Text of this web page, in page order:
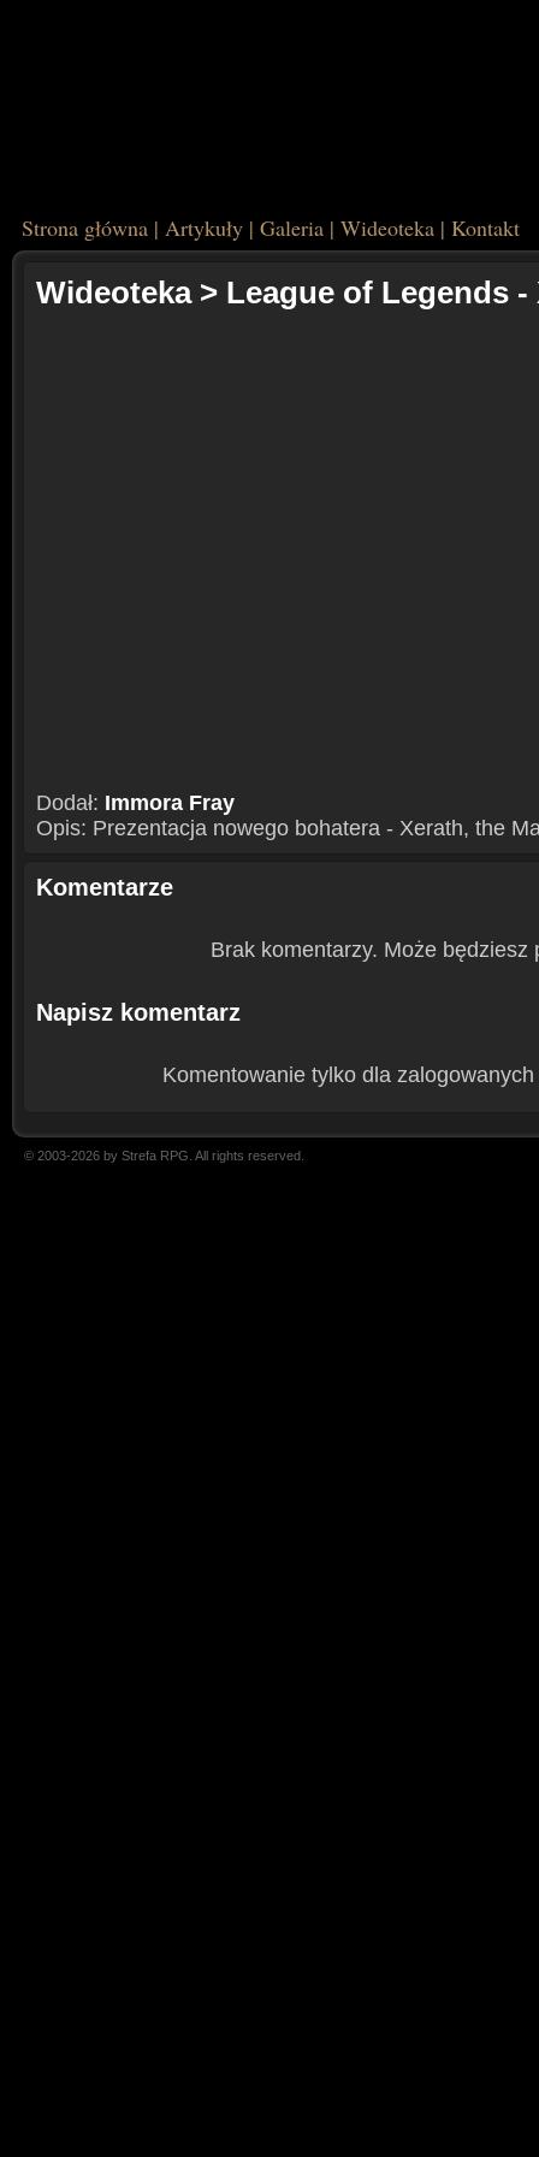
Strona główna | Artykuły | Galeria | Wideoteka | Kontakt
Wideoteka> League of Legends -
Dodał: Immora Fray
Opis: Prezentacja nowego bohatera - Xerath, the
Komentarze
Brak komentarzy. Może będziesz
Napisz komentarz
Komentowanie tylko dla
© 2003-2026 by Strefa RPG. All rights reserved.